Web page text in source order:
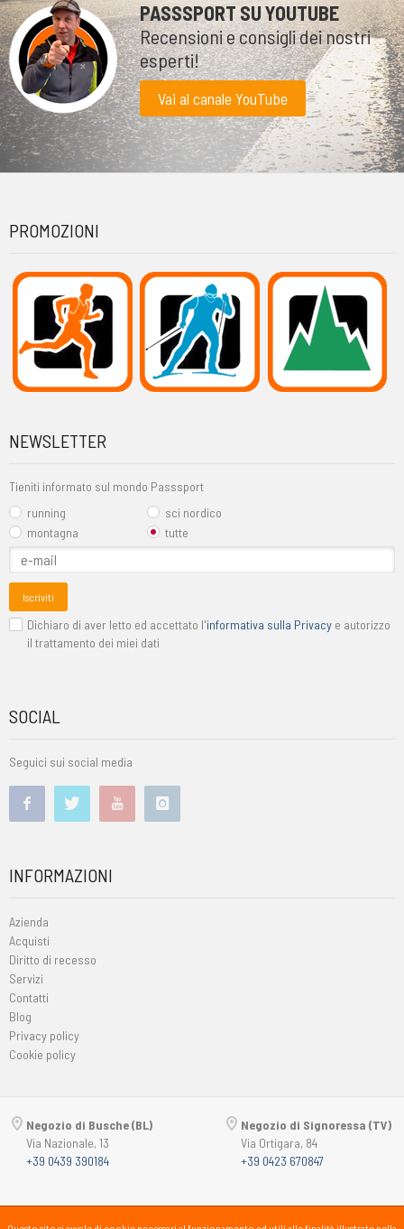
PASSSPORT SU YOUTUBE
Recensioni e consigli dei nostri
esperti!
Vai al canale YouTube
PROMOZIONI
NEWSLETTER
Tieniti informato sul mondo Passsport
running
sci nordico
montagna
tutte
Iscriviti
Dichiaro di aver letto ed accettato l'informativa sulla Privacy e autorizzo
il trattamento dei miei dati
SOCIAL
Seguici sui social media
INFORMAZIONI
Azienda
Acquisti
Diritto di recesso
Servizi
Contatti
Blog
Privacy policy
Cookie policy
Negozio di Busche (BL)
Via Nazionale, 13
+39 0439 390184
Negozio di Signoressa (TV)
Via Ortigara, 84
+39 0423 670847